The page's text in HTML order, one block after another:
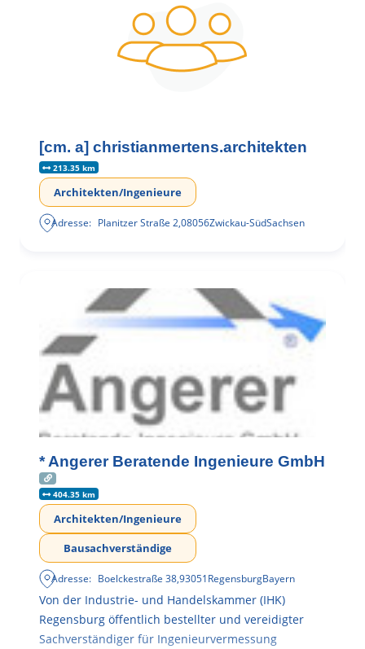
[cm. a] christianmertens.architekten
213.35 km
Architekten/Ingenieure
Adresse: Planitzer Straße 2,08056Zwickau-SüdSachsen
* Angerer Beratende Ingenieure GmbH
404.35 km
Architekten/Ingenieure
Bausachverständige
Adresse: Boelckestraße 38,93051RegensburgBayern
Von der Industrie- und Handelskammer (IHK)
Regensburg öffentlich bestellter und vereidigter
Sachverständiger für Ingenieurvermessung